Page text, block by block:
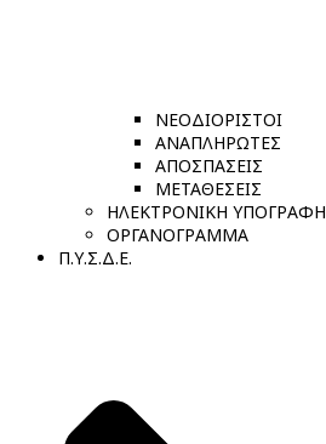
ΝΕΟΔΙΟΡΙΣΤΟΙ
ΑΝΑΠΛΗΡΩΤΕΣ
ΑΠΟΣΠΑΣΕΙΣ
ΜΕΤΑΘΕΣΕΙΣ
ΗΛΕΚΤΡΟΝΙΚΗ ΥΠΟΓΡΑΦΗ
ΟΡΓΑΝΟΓΡΑΜΜΑ
Π.Υ.Σ.Δ.Ε.